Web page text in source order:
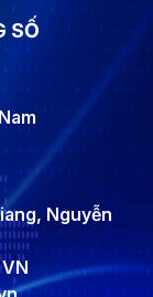
SỐ
Nguyễn